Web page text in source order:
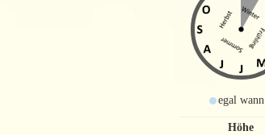
egal wann
Höhe